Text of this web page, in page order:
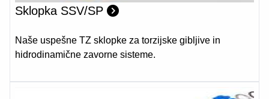
Sklopka SSV/SP
Naše uspešne TZ sklopke za torzijske gibljive in
hidrodinamične zavorne sisteme.